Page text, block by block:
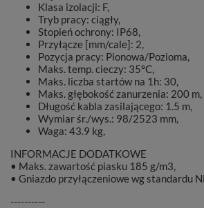
Klasa izolacji: F,
Tryb pracy: ciągły,
Stopień ochrony: IP68,
Przyłącze [mm/cale]: 2,
Pozycja pracy: Pionowa/Pozioma,
Maks. temp. cieczy: 35°C,
Maks. liczba startów na 1h: 30,
Maks. głębokość zanurzenia: 200 m,
Długość kabla zasilającego: 1.5 m,
Wymiar śr./wys.: 98/2523 mm,
Waga: 43.9 kg,
INFORMACJE DODATKOWE
• Maks. zawartość piasku 185 g/m3,
• Gniazdo przyłączeniowe wg standardu
----------